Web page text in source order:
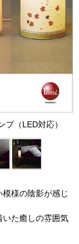
（LED対応）
様の陰影が感じ
いた癒しの雰囲気